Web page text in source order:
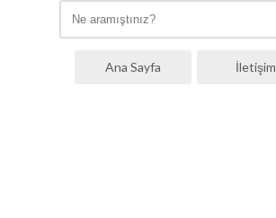
Ana Sayfa İletişim